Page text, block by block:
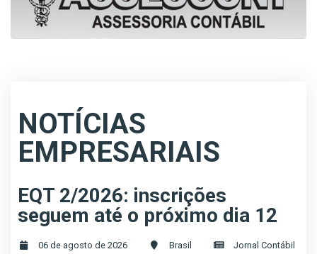
NOTÍCIAS
EMPRESARIAIS
EQT 2/2026: inscrições
seguem até o próximo dia 12
06 de agosto de 2026 Brasil Jornal Contábil